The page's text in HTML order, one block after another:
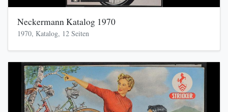
Neckermann Katalog 1970
1970, Katalog, 12 Seiten